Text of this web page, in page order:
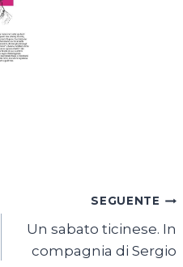
SEGUENTE
Un sabato ticinese. In
compagnia di Sergio